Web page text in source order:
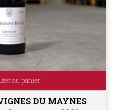
au panier
DU MAYNES